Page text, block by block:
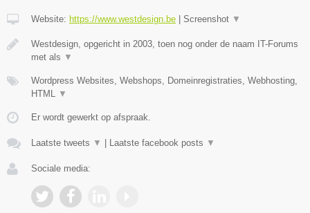
Website: https://www.westdesign.be Screenshot ▼
Westdesign, opgericht in 2003, toen nog onder de naam IT-Forums
met als ▼
Wordpress Websites, Webshops, Domeinregistraties, Webhosting,
HTML ▼
Er wordt gewerkt op afspraak.
Laatste tweets ▼ Laatste facebook posts ▼
Sociale media: